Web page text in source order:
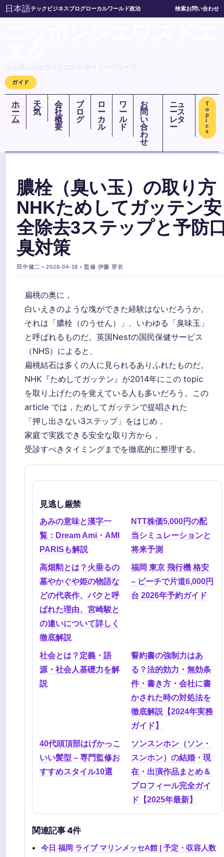
日本語テック ビジネスブログローカルワールド政治 検索お問い合わせ
ニッポンンエワスドエスク デイリーブリーフ
ガイド
ホ
ー
ム
天
気
会
社
概
要
ブ
ロ
グ
ロ
ー
カ
ル
ワ
ー
ル
ド
お
問
い
合
わ
せ
ニュ
ース
レタ
ー
T
o
p
i
c
s
膿栓（臭い玉）の取り方
NHKためしてガッテン安
全除去3ステップと予防
臭対策
田中健二 • 2026-04-18 • 監修 伊藤 芽衣
扁桃の奥に，
白いえきのような塊ができた経験はないだろうか。
それは「膿栓（のうせん）」、いわゆる「臭味玉」
と呼ばれるものだ。英国Nestの国民保健サービス
（NHS）によると、
扁桃結石は多くの人に見られるありふれたものだ。
NHK『ためしてガッテン』が2014年にこの topic
を取り上げたのを覚えている人も多いだろう。この
article では，ためしてガッテンで提唱された
「押し出さない3ステップ」をはじめ，
家庭で実践できる安全な取り方から，
受診すべきタイミングまでを徹底的に整理する。
見逃し厳禁
あみの意味と漢字一
覧：Dream Ami・AMI
PARISも解説
NTT株価5,000円の配
当シミュレーションと
将来予測
高畑勲とは？火垂るの
墓やかぐや姫の物語な
どの代表作、パクと呼
ばれた理由、宮崎駿と
の違いについて詳しく
徹底解説
福岡 東京 飛行機 格安
– ピーチで片道6,000円
台 2026年予約ガイド
社会とは？定義・語
源・社会人基礎力を解
説
誓約書の強制力はあ
る？法的効力・無効条
件・書き方・会社に書
かされた時の対処法を
徹底解説【2024年実務
ガイド】
40代頭頂部はげかっこ
いい髪型 – 専門監修お
すすめスタイル10選
ソンスンホン（ソン・
スンホン）の結婚・現
在・出演作品まとめ＆
プロフィール完全ガイ
ド【2025年最新】
関連記事 4件
今日 福岡 ライブ マリンメッセA館 | 予定・収容人数